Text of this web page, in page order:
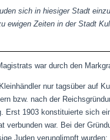
sich in hiesiger Stadt
ewigen Zeiten in der Stadt
war durch den
nur tagsüber auf
bzw. nach der
Erst 1903 konstituierte sich
verbunden war. Bei der
Juden verunglimpft